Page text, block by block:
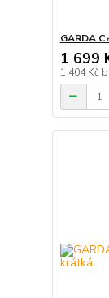
GARDA
1 699
1 404 Kč